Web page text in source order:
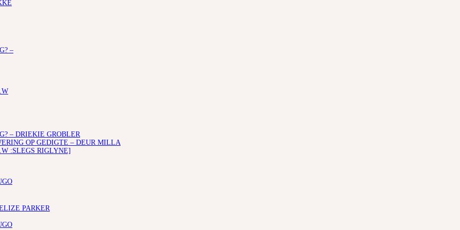
–
– DRIEKIE GROBLER
OP GEDIGTE – DEUR MILLA
:SLEGS RIGLYNE]
PARKER